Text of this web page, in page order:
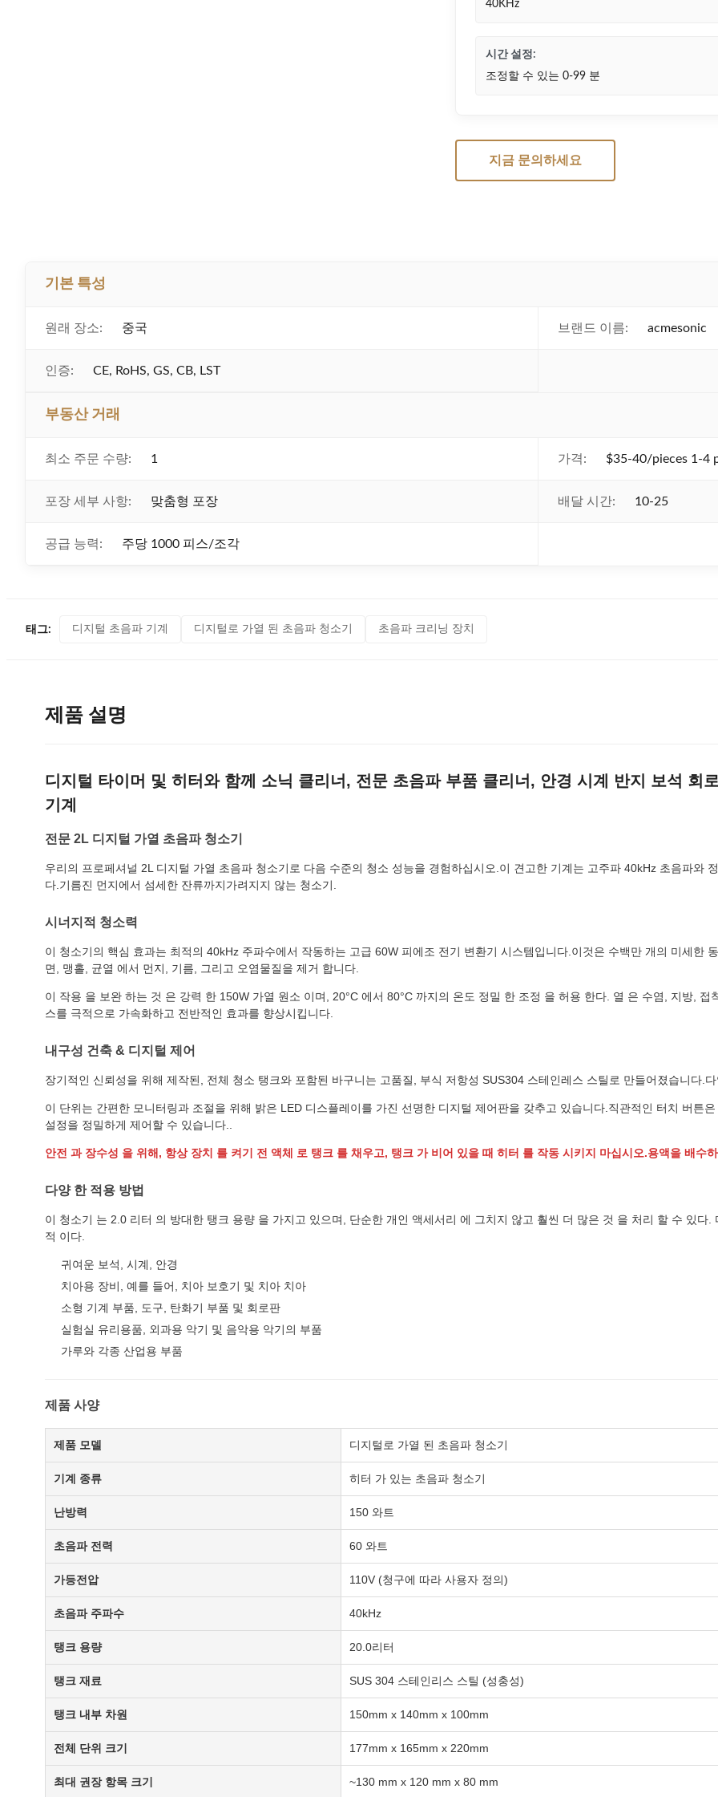
40KHz
시간 설정:
조정할 수 있는 0-99 분
지금 문의하세요
기본 특성
원래 장소: 중국 브랜드 이름: acmesonic
인증: CE, RoHS, GS, CB, LST
부동산 거래
최소 주문 수량: 1 가격: $35-40/pieces 1-4
포장 세부 사항: 맞춤형 포장 배달 시간: 10-25
공급 능력: 주당 1000 피스/조각
태그: 디지털 초음파 기계 디지털로 가열 된 초음파 청소기 초음파 크리닝 장치
제품 설명
디지털 타이머 및 히터와 함께 소닉 클리너, 전문 초음파 부품 클리너, 안경 시계 반지 보석 회
기계
전문 2L 디지털 가열 초음파 청소기
우리의 프로페셔널 2L 디지털 가열 초음파 청소기로 다음 수준의 청소 성능을 경험하십시오.이 견고한 기계는 고주파 40kHz 초음파와
다.기름진 먼지에서 섬세한 잔류까지가려지지 않는 청소기.
시너지적 청소력
이 청소기의 핵심 효과는 최적의 40kHz 주파수에서 작동하는 고급 60W 피에조 전기 변환기 시스템입니다.이것은 수백만 개의 미세한
면, 맹홀, 균열 에서 먼지, 기름, 그리고 오염물질을 제거 합니다.
이 작용 을 보완 하는 것 은 강력 한 150W 가열 원소 이며, 20°C 에서 80°C 까지의 온도 정밀 한 조정 을 허용 한다. 열 은 수염, 지방,
스를 극적으로 가속화하고 전반적인 효과를 향상시킵니다.
내구성 건축 & 디지털 제어
장기적인 신뢰성을 위해 제작된, 전체 청소 탱크와 포함된 바구니는 고품질, 부식 저항성 SUS304 스테인레스 스틸로 만들어졌습니다.
이 단위는 간편한 모니터링과 조절을 위해 밝은 LED 디스플레이를 가진 선명한 디지털 제어판을 갖추고 있습니다.직관적인 터치 버튼
설정을 정밀하게 제어할 수 있습니다..
안전 과 장수성 을 위해, 항상 장치 를 켜기 전 액체 로 탱크 를 채우고, 탱크 가 비어 있을 때 히터 를 작동 시키지 마십시오.용액을 배수
다양 한 적용 방법
이 청소기 는 2.0 리터 의 방대한 탱크 용량 을 가지고 있으며, 단순한 개인 액세서리 에 그치지 않고 훨씬 더 많은 것 을 처리 할 수 있
적 이다.
귀여운 보석, 시계, 안경
치아용 장비, 예를 들어, 치아 보호기 및 치아 치아
소형 기계 부품, 도구, 탄화기 부품 및 회로판
실험실 유리용품, 외과용 악기 및 음악용 악기의 부품
가루와 각종 산업용 부품
제품 사양
제품 모델 디지털로 가열 된 초음파 청소기
기계 종류 히터 가 있는 초음파 청소기
난방력 150 와트
초음파 전력 60 와트
가등전압 110V (청구에 따라 사용자 정의)
초음파 주파수 40kHz
탱크 용량 20.0리터
탱크 재료 SUS 304 스테인리스 스틸 (성충성)
탱크 내부 차원 150mm x 140mm x 100mm
전체 단위 크기 177mm x 165mm x 220mm
최대 권장 항목 크기 ~130 mm x 120 mm x 80 mm